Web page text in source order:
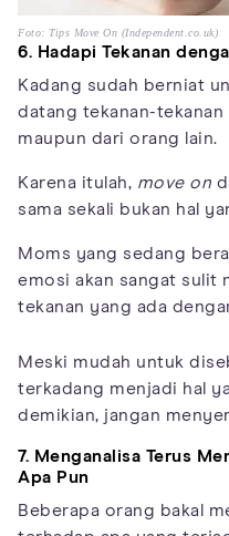
Foto: Tips Move On (Independent.co.uk)
6. Hadapi Tekanan
Kadang sudah berniat
datang tekanan-
maupun dari orang lain.
Karena itulah, move on
sama sekali bukan hal
Moms yang sedang
emosi akan sangat sulit
tekanan yang ada
Meski mudah untuk
terkadang menjadi hal
demikian, jangan
7. Menganalisa Terus
Apa Pun
Beberapa orang bakal